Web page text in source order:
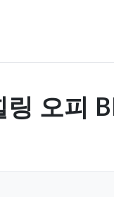
오피